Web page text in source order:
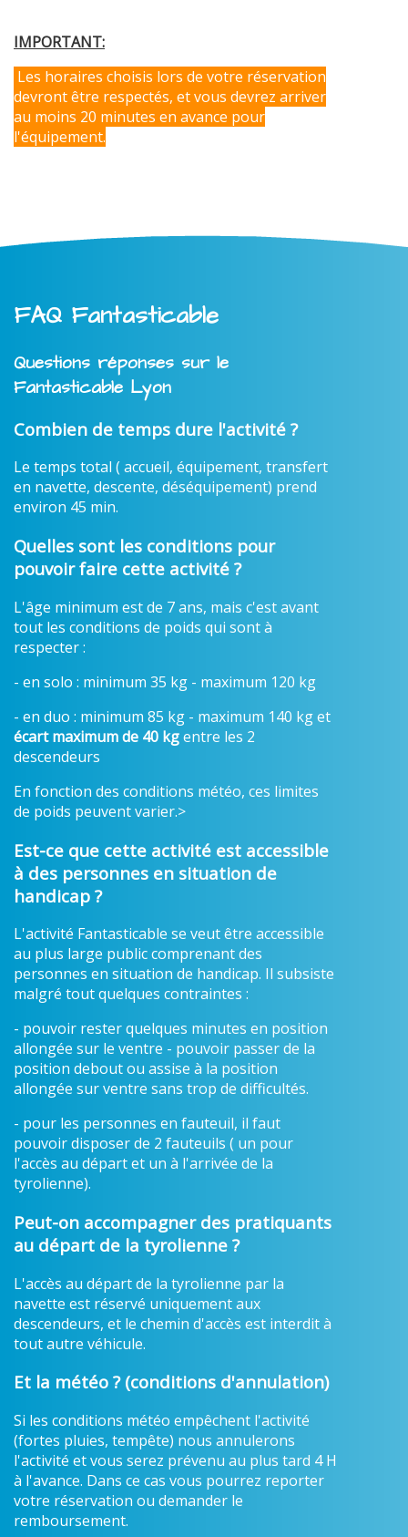
IMPORTANT:
Les horaires choisis lors de votre réservation
devront être respectés, et vous devrez arriver
au moins 20 minutes en avance pour
l'équipement.
FAQ Fantasticable
Questions réponses sur le
Fantasticable Lyon
Combien de temps dure l'activité ?
Le temps total ( accueil, équipement, transfert
en navette, descente, déséquipement) prend
environ 45 min.
Quelles sont les conditions pour
pouvoir faire cette activité ?
L'âge minimum est de 7 ans, mais c'est avant
tout les conditions de poids qui sont à
respecter :
- en solo : minimum 35 kg - maximum 120 kg
- en duo : minimum 85 kg - maximum 140 kg et
écart maximum de 40 kgentre les 2
descendeurs
En fonction des conditions météo, ces limites
de poids peuvent varier.>
Est-ce que cette activité est accessible
à des personnes en situation de
handicap ?
L'activité Fantasticable se veut être accessible
au plus large public comprenant des
personnes en situation de handicap. Il subsiste
malgré tout quelques contraintes :
- pouvoir rester quelques minutes en position
allongée sur le ventre - pouvoir passer de la
position debout ou assise à la position
allongée sur ventre sans trop de difficultés.
- pour les personnes en fauteuil, il faut
pouvoir disposer de 2 fauteuils ( un pour
l'accès au départ et un à l'arrivée de la
tyrolienne).
Peut-on accompagner des pratiquants
au départ de la tyrolienne ?
L'accès au départ de la tyrolienne par la
navette est réservé uniquement aux
descendeurs, et le chemin d'accès est interdit à
tout autre véhicule.
Et la météo ? (conditions d'annulation)
Si les conditions météo empêchent l'activité
(fortes pluies, tempête) nous annulerons
l'activité et vous serez prévenu au plus tard 4 H
à l'avance. Dans ce cas vous pourrez reporter
votre réservation ou demander le
remboursement.